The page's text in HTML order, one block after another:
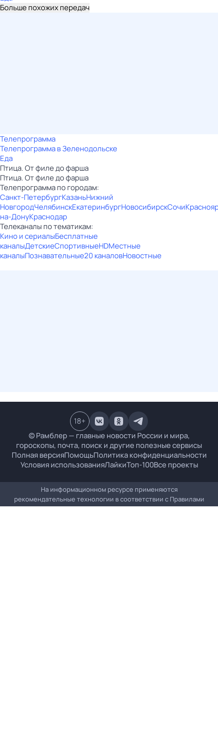
Больше похожих передач
Телепрограмма
Телепрограмма в Зеленодольске
Еда
Птица. От филе до фарша
Птица. От филе до фарша
Телепрограмма по городам:
Санкт-ПетербургКазаньНижний
НовгородЧелябинскЕкатеринбургНовосибирскСочи
на-ДонуКраснодар
Телеканалы по тематикам:
Кино и сериалыБесплатные
каналыДетскиеСпортивныеHDМестные
каналыПознавательные20 каналовНовостные
© Рамблер — главные новости России и мира,
гороскопы, почта, поиск и другие полезные сервисы
Полная версияПомощьПолитика конфиденциальности
Условия использованияЛайкиТоп-100Все проекты
18+
На информационном ресурсе применяются
рекомендательные технологии в соответствии с Правилами